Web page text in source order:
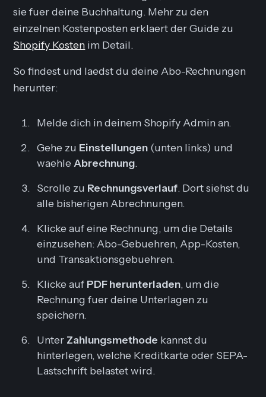
sie fuer deine Buchhaltung. Mehr zu den
einzelnen Kostenposten erklaert der Guide zu
Shopify Kosten im Detail.
So findest und laedst du deine Abo-Rechnungen
herunter:
Melde dich in deinem Shopify Admin an.
Gehe zu Einstellungen (unten links) und
waehle Abrechnung.
Scrolle zu Rechnungsverlauf. Dort siehst du
alle bisherigen Abrechnungen.
Klicke auf eine Rechnung, um die Details
einzusehen: Abo-Gebuehren, App-Kosten,
und Transaktionsgebuehren.
Klicke auf PDF herunterladen, um die
Rechnung fuer deine Unterlagen zu
speichern.
Unter Zahlungsmethode kannst du
hinterlegen, welche Kreditkarte oder SEPA-
Lastschrift belastet wird.